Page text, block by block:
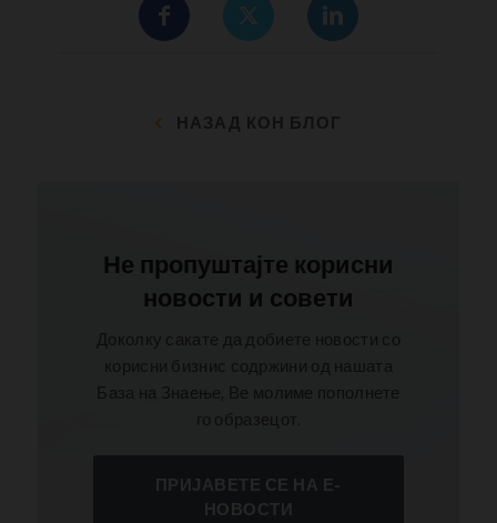
Не пропуштајте корисни
новости и совети
ПРИЈАВЕТЕ СЕ НА Е-
НОВОСТИ